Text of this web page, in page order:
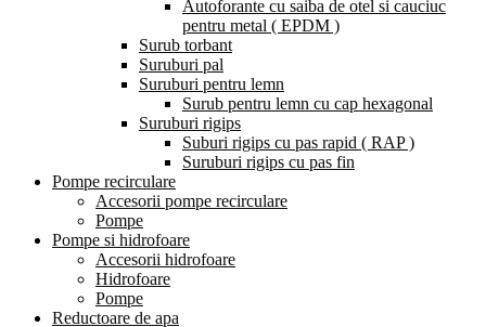
Autoforante cu saiba de otel si cauciuc
pentru metal ( EPDM )
Surub torbant
Suruburi pal
Suruburi pentru lemn
Surub pentru lemn cu cap hexagonal
Suruburi rigips
Suburi rigips cu pas rapid ( RAP )
Suruburi rigips cu pas fin
Pompe recirculare
Accesorii pompe recirculare
Pompe
Pompe si hidrofoare
Accesorii hidrofoare
Hidrofoare
Pompe
Reductoare de apa